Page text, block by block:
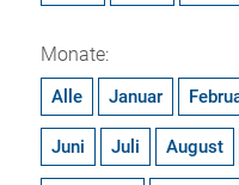
Monate:
Alle Januar
Juni Juli August